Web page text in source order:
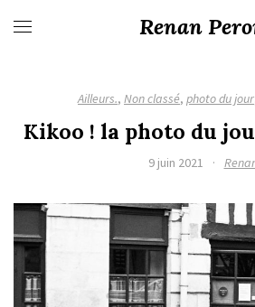
Renan
Ailleurs., Non classé, photo du jour
Kikoo ! la photo du
9 juin 2021 ·